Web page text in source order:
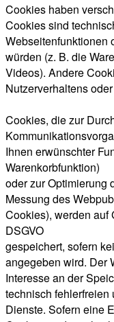
Cookies haben
Cookies sind
Webseitenfunktionen
würden (z. B. die
Videos). Andere
Nutzerverhaltens
Cookies, die zur
Ihnen erwünschter
Warenkorbfunktion)
oder zur Optimierung
Messung des
Cookies), werden auf
DSGVO
gespeichert, sofern
angegeben wird. Der
Interesse an der
technisch
Dienste. Sofern eine